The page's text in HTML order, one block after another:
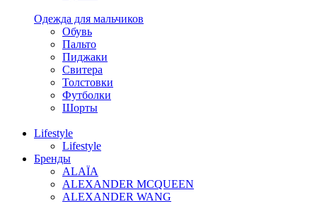
Одежда для мальчиков
Обувь
Пальто
Пиджаки
Свитера
Толстовки
Футболки
Шорты
Lifestyle
Lifestyle
Бренды
ALAÏA
ALEXANDER MCQUEEN
ALEXANDER WANG